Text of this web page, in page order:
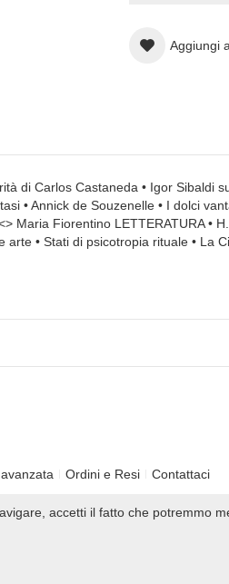
accetti il fatto che potremmo
Aggiungi
di Carlos Castaneda • Igor Sibaldi
• Annick de Souzenelle • I dolci
Maria Fiorentino LETTERATURA •
arte • Stati di psicotropia rituale • La
Ordini e Resi Contattaci